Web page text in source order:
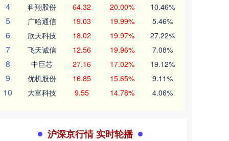
4 科翔股份 64.32 20.00% 10.46%
5 广哈通信 19.03 19.99% 5.46%
6 欣天科技 18.02 19.97% 27.22%
7 飞天诚信 12.56 19.96% 7.08%
8 中巨芯 27.16 17.02% 19.12%
9 优机股份 16.85 15.65% 9.11%
10 大富科技 9.55 14.78% 4.06%
沪深京行情 实时轮播